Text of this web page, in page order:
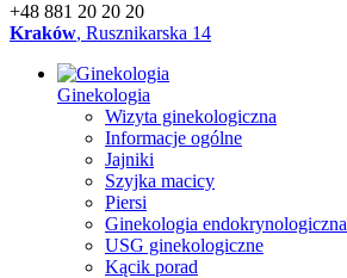
+48 881 20 20 20
Kraków, Rusznikarska 14
Ginekologia
Wizyta ginekologiczna
Informacje ogólne
Jajniki
Szyjka macicy
Piersi
Ginekologia endokrynologiczna
USG ginekologiczne
Kącik porad